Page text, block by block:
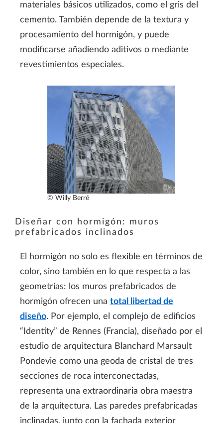
materiales básicos utilizados, como el gris del
cemento. También depende de la textura y
procesamiento del hormigón, y puede
modificarse añadiendo aditivos o mediante
revestimientos especiales.
© Willy Berré
Diseñar con hormigón: muros
prefabricados inclinados
El hormigón no solo es flexible en términos de
color, sino también en lo que respecta a las
geometrías: los muros prefabricados de
hormigón ofrecen una total libertad de
diseño. Por ejemplo, el complejo de edificios
“Identity” de Rennes (Francia), diseñado por el
estudio de arquitectura Blanchard Marsault
Pondevie como una geoda de cristal de tres
secciones de roca interconectadas,
representa una extraordinaria obra maestra
de la arquitectura. Las paredes prefabricadas
inclinadas, junto con la fachada exterior